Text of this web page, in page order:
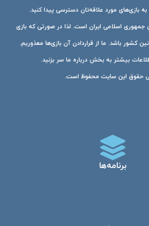
به بازی‌های مورد علاقه‌تان دسترسی پیدا کنید.
جمهوری اسلامی ایران است. لذا در صورتی که بازی
کشور باشد. ما از قراردادن آن بازی‌ها معذوریم.
بیشتر به بخش درباره ما سر بزنید.
حقوق این سایت محفوظ است.
برنامه‌ها